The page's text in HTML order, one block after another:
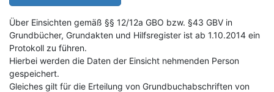
Über Einsichten gemäß §§ 12/12a GBO bzw. §43 GBV in
Grundbücher, Grundakten und Hilfsregister ist ab 1.10.2014 ein
Protokoll zu führen.
Hierbei werden die Daten der Einsicht nehmenden Person
gespeichert.
Gleiches gilt für die Erteilung von Grundbuchabschriften von